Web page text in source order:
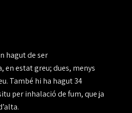
hagut de ser
en estat greu; dues, menys
També hi ha hagut34
per inhalació de fum, que ja